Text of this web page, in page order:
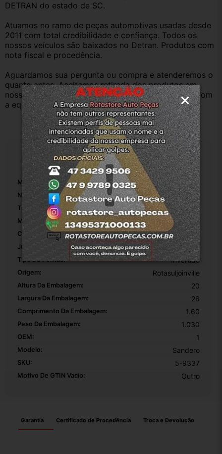
DETRAN do estado de SC.
Atuamos no ramo de peças automotivas usadas desde
2011 com total credibilidade e confiança. Todos os
nossos veículos são baixados no Detran. Produtos com
nota fiscal e procedência.
Aguardamos sua pergunta ou compra e atenderemos o
quanto antes. Aceitamos retirada dos produtos em
nossa loja física também, basta entrar em contato com
a equipe Rotasul e tiramos suas dúvidas.
Especificações
Marca: Renault
Número De Peça: 01
Tipo De Veículo: Carro/Caminhonete
Material Da Mangueira: Borracha
Comprimento Da Mangueira: 160
Junta Ou Selo Incluído: False
Tipo De Pontas: Invertido
Origem: Rotasuljoinville
Altura Da Embalagem: 20
Largura Da Embalagem: 26
Comprimento Da Embalagem: 1.60
Peso Da Embalagem: 1.030
OEM: 1
Modelo: Sandero
SKU: 5-9337
Motivo De GTIN Vacío: Outro
Garantia Certificado de Procedência Troca e Devolução